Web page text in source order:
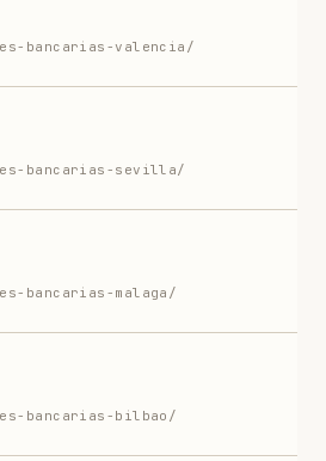
bancarias-valencia/
bancarias-sevilla/
bancarias-malaga/
bancarias-bilbao/